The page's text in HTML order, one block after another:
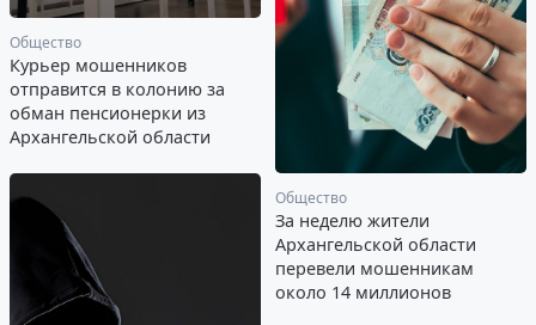
Общество
Курьер мошенников
отправится в колонию за
обман пенсионерки из
Архангельской области
Общество
За неделю жители
Архангельской области
перевели мошенникам
около 14 миллионов